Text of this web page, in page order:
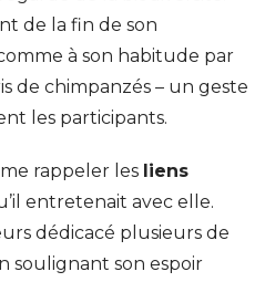
de la fin de son
à son habitude par
de chimpanzés – un geste
les participants.
rappeler les liens
entretenait avec elle.
dédicacé plusieurs de
soulignant son espoir